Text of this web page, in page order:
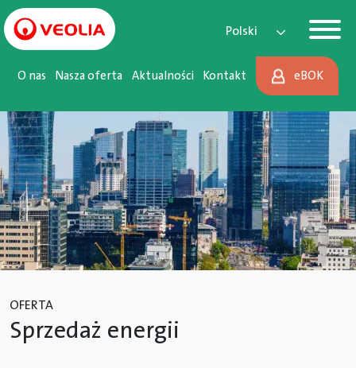
Przejdź do treści
Polski
O nas Nasza oferta Aktualności Kontakt eBOK
OFERTA
Sprzedaż energii